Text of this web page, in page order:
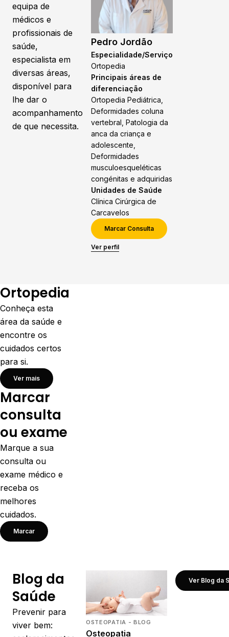
equipa de
médicos e
profissionais de
saúde,
especialista em
diversas áreas,
disponível para
lhe dar o
acompanhamento
de que necessita.
Pedro Jordão
Especialidade/Serviço
Ortopedia
Principais áreas de
diferenciação
Ortopedia Pediátrica,
Deformidades coluna
vertebral, Patologia da
anca da criança e
adolescente,
Deformidades
musculoesqueléticas
congénitas e adquiridas
Unidades de Saúde
Clínica Cirúrgica de
Carcavelos
Marcar Consulta
Ver perfil
Ortopedia
Conheça esta
área da saúde e
encontre os
cuidados certos
para si.
Ver mais
Marcar
consulta
ou exame
Marque a sua
consulta ou
exame médico e
receba os
melhores
cuidados.
Marcar
Blog da
Saúde
Prevenir para
viver bem:
OSTEOPATIA - BLOG
Osteopatia
Ver Blog da